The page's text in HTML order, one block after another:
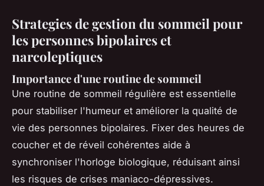
Strategies de gestion du sommeil pour
les personnes bipolaires et
narcoleptiques
Importance d'une routine de sommeil
Une routine de sommeil régulière est essentielle
pour stabiliser l'humeur et améliorer la qualité de
vie des personnes bipolaires. Fixer des heures de
coucher et de réveil cohérentes aide à
synchroniser l'horloge biologique, réduisant ainsi
les risques de crises maniaco-dépressives.